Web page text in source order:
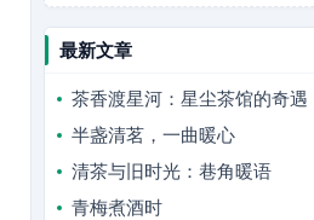
最新文章
茶香渡星河：星尘茶馆的奇遇
半盏清茗，一曲暖心
清茶与旧时光：巷角暖语
青梅煮酒时